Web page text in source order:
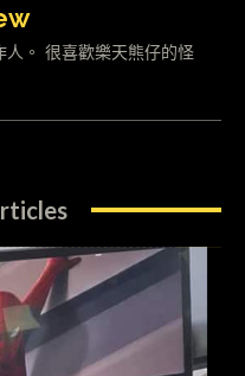
人。 很喜歡樂天熊仔的怪